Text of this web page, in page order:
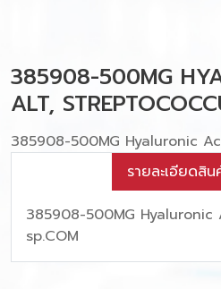
385908-500MG
ALT,
385908-500MG Hyaluronic
รายละเอียดสิน
385908-500MG
sp.COM